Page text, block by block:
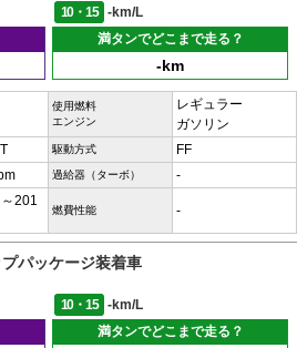
10・15
-km/L
満タンでどこまで走る？
-km
使用燃料
エンジン
レギュラー
ガソリン
駆動方式 FF
過給器（ターボ） -
201
燃費性能 -
パッケージ装着車
10・15
-km/L
満タンでどこまで走る？